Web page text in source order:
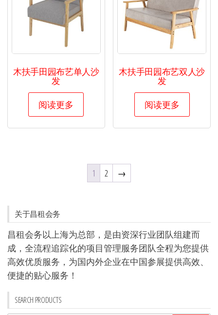
木扶手田园布艺单人沙
发
阅读更多
木扶手田园布艺双人沙
发
阅读更多
1 2 →
关于昌租会务
昌租会务以上海为总部，是由资深行业团队组建而
成，全流程追踪化的项目管理服务团队全程为您提供
高效优质服务，为国内外企业在中国参展提供高效、
便捷的贴心服务！
SEARCH PRODUCTS